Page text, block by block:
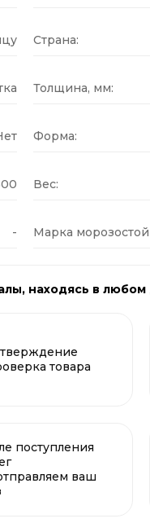
Страна:
Толщина, мм:
Форма:
Вес:
- Марка
находясь в
товара
поступления
ваш